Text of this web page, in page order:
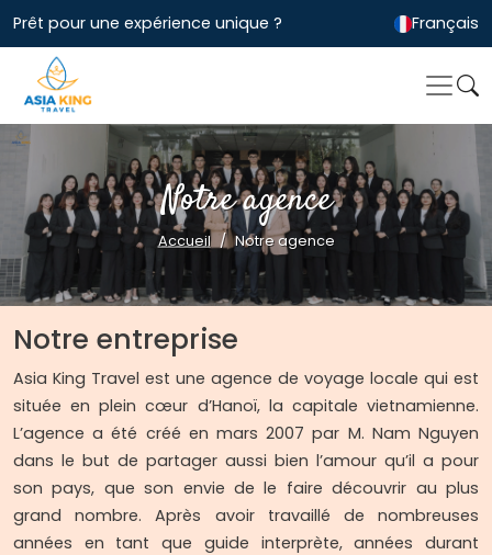
Prêt pour une expérience unique ? Français
Notre agence
Accueil Notre agence
Notre entreprise
Asia King Travel est une agence de voyage locale qui est
située en plein cœur d’Hanoï, la capitale vietnamienne.
L’agence a été créé en mars 2007 par M. Nam Nguyen
dans le but de partager aussi bien l’amour qu’il a pour
son pays, que son envie de le faire découvrir au plus
grand nombre. Après avoir travaillé de nombreuses
années en tant que guide interprète, années durant